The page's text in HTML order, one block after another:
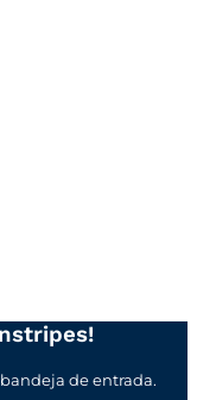
de entrada.